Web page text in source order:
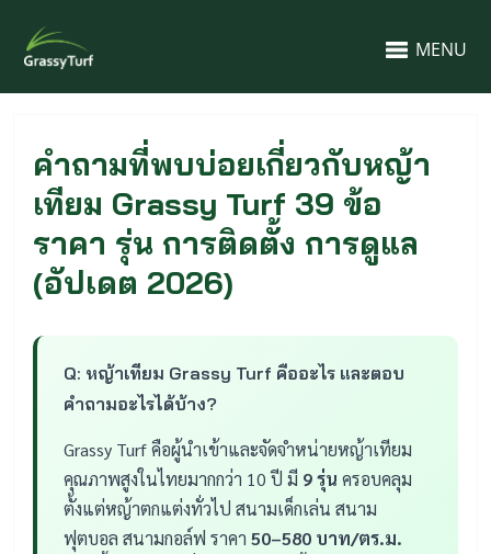
MENU
คำถามที่พบบ่อยเกี่ยวกับหญ้า
เทียม Grassy Turf 39 ข้อ
ราคา รุ่น การติดตั้ง การดูแล
(อัปเดต 2026)
Q: หญ้าเทียม Grassy Turf คืออะไร และตอบ
คำถามอะไรได้บ้าง?
Grassy Turf คือผู้นำเข้าและจัดจำหน่ายหญ้าเทียม
คุณภาพสูงในไทยมากกว่า 10 ปี มี 9 รุ่น ครอบคลุม
ตั้งแต่หญ้าตกแต่งทั่วไป สนามเด็กเล่น สนาม
ฟุตบอล สนามกอล์ฟ ราคา50–580 บาท/ตร.ม.